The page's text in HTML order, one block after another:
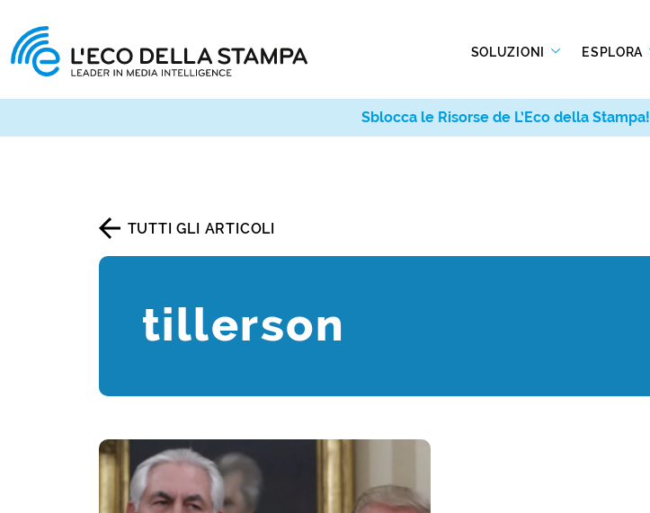
SOLUZIONI ESPLORA
TUTTI GLI ARTICOLI
tillerson
Sblocca le Risorse de L’Eco della Stampa!